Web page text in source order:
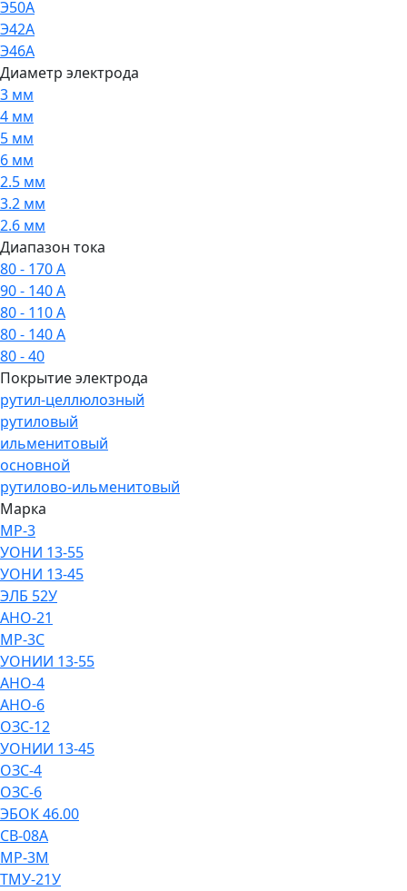
Э50А
Э42А
Э46А
Диаметр электрода
3 мм
4 мм
5 мм
6 мм
2.5 мм
3.2 мм
2.6 мм
Диапазон тока
80 - 170 А
90 - 140 А
80 - 110 А
80 - 140 А
80 - 40
Покрытие электрода
рутил-целлюлозный
рутиловый
ильменитовый
основной
рутилово-ильменитовый
Марка
МР-3
УОНИ 13-55
УОНИ 13-45
ЭЛБ 52У
АНО-21
МР-3С
УОНИИ 13-55
АНО-4
АНО-6
ОЗС-12
УОНИИ 13-45
ОЗС-4
ОЗС-6
ЭБОК 46.00
СВ-08А
МР-3М
ТМУ-21У